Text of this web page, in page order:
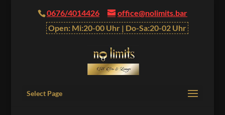
0676/4014426
office@nolimits.bar
Open: Mi:20-00 Uhr | Do-Sa:20-02 Uhr
Select Page